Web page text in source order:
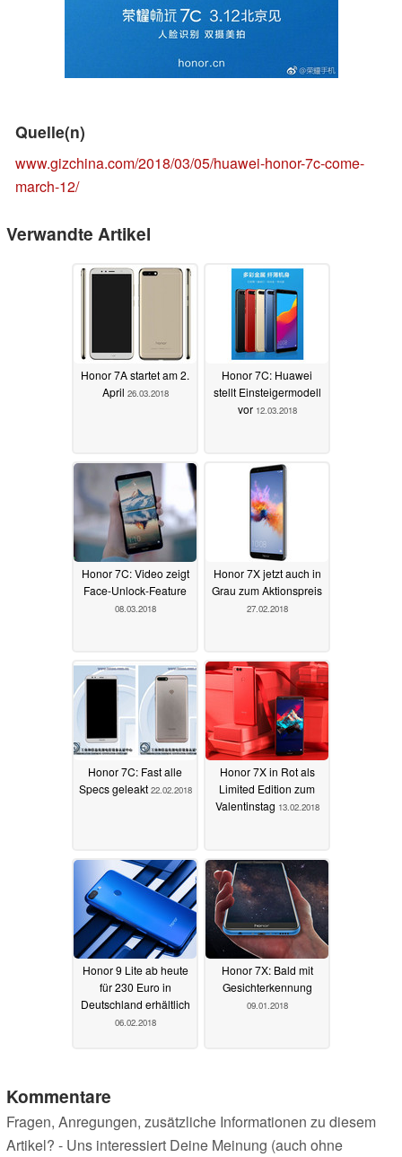
Quelle(n)
www.gizchina.com/2018/03/05/huawei-honor-7c-come-
march-12/
Verwandte Artikel
Honor 7A startet am 2.
April 26.03.2018
Honor 7C: Huawei
stellt Einsteigermodell
vor 12.03.2018
Honor 7C: Video zeigt
Face-Unlock-Feature
08.03.2018
Honor 7X jetzt auch in
Grau zum Aktionspreis
27.02.2018
Honor 7C: Fast alle
Specs geleakt 22.02.2018
Honor 7X in Rot als
Limited Edition zum
Valentinstag 13.02.2018
Honor 9 Lite ab heute
für 230 Euro in
Deutschland erhältlich
06.02.2018
Honor 7X: Bald mit
Gesichterkennung
09.01.2018
Kommentare
Fragen, Anregungen, zusätzliche Informationen zu diesem
Artikel? - Uns interessiert Deine Meinung (auch ohne